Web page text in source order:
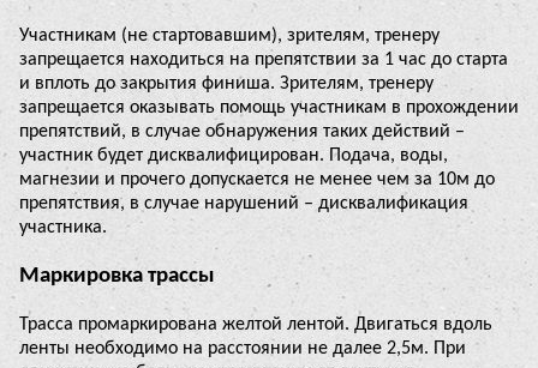
Участникам (не стартовавшим), зрителям, тренеру
запрещается находиться на препятствии за 1 час до старта
и вплоть до закрытия финиша. Зрителям, тренеру
запрещается оказывать помощь участникам в прохождении
препятствий, в случае обнаружения таких действий –
участник будет дисквалифицирован. Подача, воды,
магнезии и прочего допускается не менее чем за 10м до
препятствия, в случае нарушений – дисквалификация
участника.
Маркировка трассы
Трасса промаркирована желтой лентой. Двигаться вдоль
ленты необходимо на расстоянии не далее 2,5м. При